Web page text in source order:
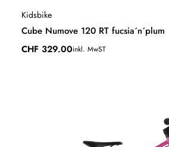
Kidsbike
Cube Numove 120 RT fucsia´n´plum
CHF 329.00inkl. MwST